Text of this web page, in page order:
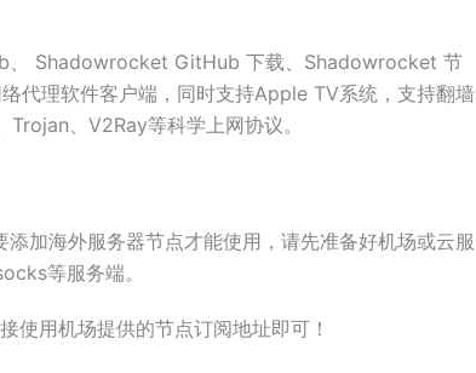
、 Shadowrocket GitHub 下载、Shadowrocket 节
代理软件客户端，同时支持Apple TV系统，支持翻墙
、V2Ray等科学上网协议。
加海外服务器节点才能使用，请先准备好机场或云服
等服务端。
使用机场提供的节点订阅地址即可！